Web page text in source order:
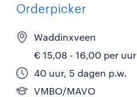
Orderpicker
Waddinxveen
€ 15,08 - 16,00 per uur
40 uur, 5 dagen p.w.
VMBO/MAVO